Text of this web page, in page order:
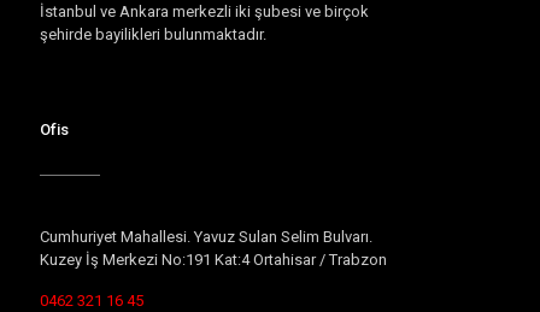
İstanbul ve Ankara merkezli iki şubesi ve birçok
şehirde bayilikleri bulunmaktadır.
Ofis
Cumhuriyet Mahallesi. Yavuz Sulan Selim Bulvarı.
Kuzey İş Merkezi No:191 Kat:4 Ortahisar / Trabzon
0462 321 16 45